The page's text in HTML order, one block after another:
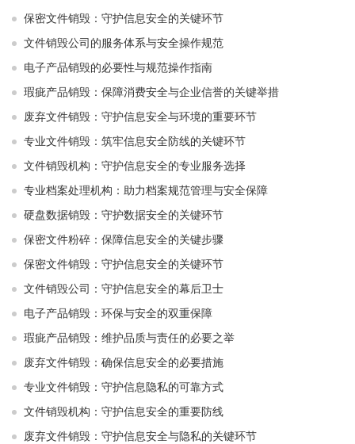
保密文件销毁：守护信息安全的关键环节
文件销毁公司的服务体系与安全操作规范
电子产品销毁的必要性与规范操作指南
瑕疵产品销毁：保障消费安全与企业信誉的关键举措
废弃文件销毁：守护信息安全与环境的重要环节
专业文件销毁：筑牢信息安全防线的关键环节
文件销毁机构：守护信息安全的专业服务选择
专业档案处理机构：助力档案规范管理与安全保障
硬盘数据销毁：守护数据安全的关键环节
保密文件粉碎：保障信息安全的关键步骤
保密文件销毁：守护信息安全的关键环节
文件销毁公司：守护信息安全的幕后卫士
电子产品销毁：环保与安全的双重保障
瑕疵产品销毁：维护品质与责任的必要之举
废弃文件销毁：确保信息安全的必要措施
专业文件销毁：守护信息隐私的可靠方式
文件销毁机构：守护信息安全的重要防线
废弃文件销毁：守护信息安全与隐私的关键环节